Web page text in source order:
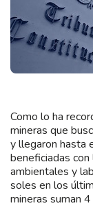
Como lo ha
mineras que
y llegaron hasta
beneficiadas
ambientales y
soles en los
mineras suman